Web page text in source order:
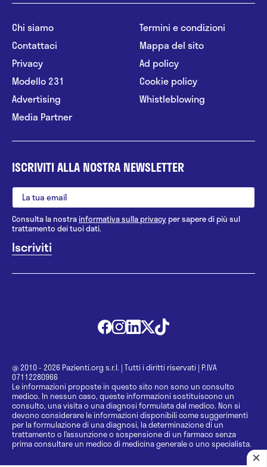
Chi siamo
Contattaci
Privacy
Modello 231
Advertising
Media Partner
Termini e condizioni
Mappa del sito
Ad policy
Cookie policy
Whistleblowing
ISCRIVITI ALLA NOSTRA NEWSLETTER
Consulta la nostrainformativa sulla privacy per sapere di più sul
trattamento dei tuoi dati.
@ 2010 - 2026 Pazienti.org s.r.l. | Tutti i diritti riservati | P.IVA
07112280966
Le informazioni proposte in questo sito non sono un consulto
medico. In nessun caso, queste informazioni sostituiscono un
consulto, una visita o una diagnosi formulata dal medico. Non si
devono considerare le informazioni disponibili come suggerimenti
per la formulazione di una diagnosi, la determinazione di un
trattamento o l’assunzione o sospensione di un farmaco senza
prima consultare un medico di medicina generale o uno specialista.